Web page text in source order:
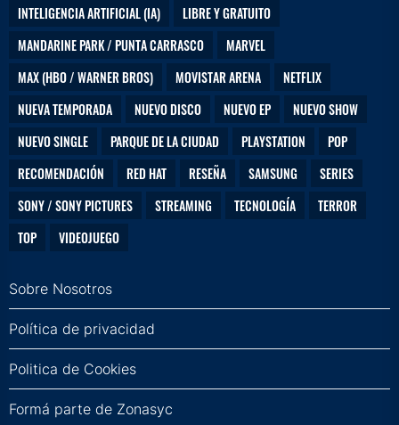
INTELIGENCIA ARTIFICIAL (IA)
LIBRE Y GRATUITO
MANDARINE PARK / PUNTA CARRASCO
MARVEL
MAX (HBO / WARNER BROS)
MOVISTAR ARENA
NETFLIX
NUEVA TEMPORADA
NUEVO DISCO NUEVO EP
NUEVO SHOW
NUEVO SINGLE
PARQUE DE LA CIUDAD PLAYSTATION
POP
RECOMENDACIÓN
RED HAT RESEÑA SAMSUNG
SERIES
SONY / SONY PICTURES
STREAMING TECNOLOGÍA
TERROR
TOP
VIDEOJUEGO
Sobre Nosotros
Política de privacidad
Politica de Cookies
Formá parte de Zonasyc